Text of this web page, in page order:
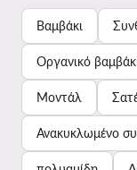
Βαμβάκι
Οργανικό
Μοντάλ
Ανακυκλωμένο